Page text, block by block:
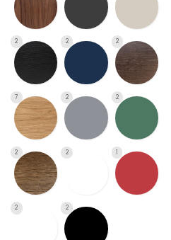
2 2 2
7 2 2
2 2 1
2 2